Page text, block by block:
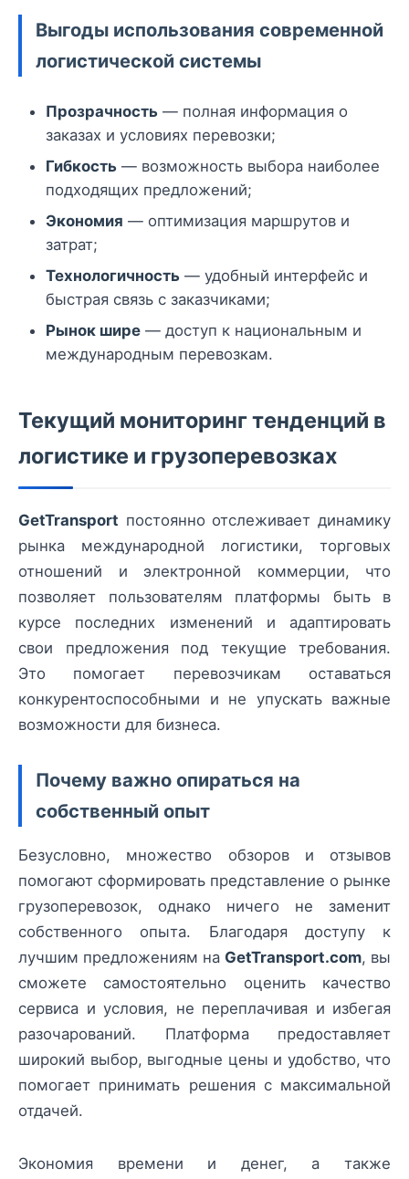
Выгоды использования современной
логистической системы
Прозрачность — полная информация о
заказах и условиях перевозки;
Гибкость — возможность выбора наиболее
подходящих предложений;
Экономия — оптимизация маршрутов и
затрат;
Технологичность — удобный интерфейс и
быстрая связь с заказчиками;
Рынок шире — доступ к национальным и
международным перевозкам.
Текущий мониторинг тенденций в
логистике и грузоперевозках
GetTransport постоянно отслеживает динамику
рынка международной логистики, торговых
отношений и электронной коммерции, что
позволяет пользователям платформы быть в
курсе последних изменений и адаптировать
свои предложения под текущие требования.
Это помогает перевозчикам оставаться
конкурентоспособными и не упускать важные
возможности для бизнеса.
Почему важно опираться на
собственный опыт
Безусловно, множество обзоров и отзывов
помогают сформировать представление о рынке
грузоперевозок, однако ничего не заменит
собственного опыта. Благодаря доступу к
лучшим предложениям на GetTransport.com, вы
сможете самостоятельно оценить качество
сервиса и условия, не переплачивая и избегая
разочарований. Платформа предоставляет
широкий выбор, выгодные цены и удобство, что
помогает принимать решения с максимальной
отдачей.
Экономия времени и денег, а также